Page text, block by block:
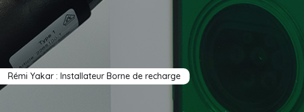
Rémi Yakar : Installateur Borne de recharge